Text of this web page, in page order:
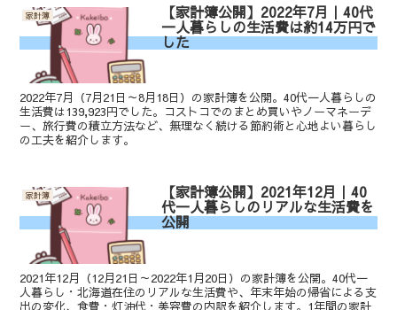
家計簿 【家計簿公開】2022年7月｜40代
一人暮らしの生活費は約14万円で
した
2022年7月（7月21日～8月18日）の家計簿を公開。40代一人暮らしの
生活費は139,923円でした。コストコでのまとめ買いやノーマネーデ
ー、旅行費の積立方法など、無理なく続ける節約術と心地よい暮らし
の工夫を紹介します。
家計簿 【家計簿公開】2021年12月｜40
代一人暮らしのリアルな生活費を
公開
2021年12月（12月21日～2022年1月20日）の家計簿を公開。40代一
人暮らし・北海道在住のリアルな生活費や、年末年始の帰省による支
出の変化、食費・灯油代・美容費の内訳を紹介します。1年間の家計